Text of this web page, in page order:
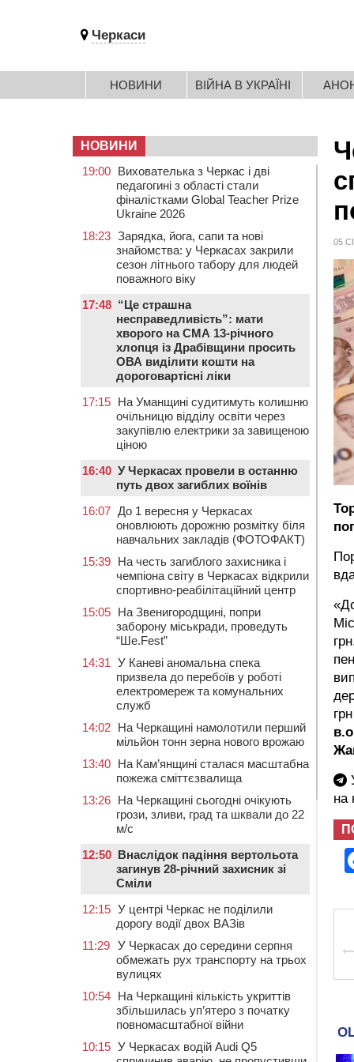
Черкаси
НОВИНИ ВІЙНА В УКРАЇНІ
05
на
НОВИНИ
19:00 Вихователька з Черкас і дві
педагогині з області стали
фіналістками Global Teacher Prize
Ukraine 2026
18:23 Зарядка, йога, сапи та нові
знайомства: у Черкасах закрили
сезон літнього табору для людей
поважного віку
17:48 “Це страшна
несправедливість”: мати
хворого на СМА 13-річного
хлопця із Драбівщини просить
ОВА виділити кошти на
дороговартісні ліки
17:15 На Уманщині судитимуть колишню
очільницю відділу освіти через
закупівлю електрики за завищеною
ціною
16:40 У Черкасах провели в останню
путь двох загиблих воїнів
16:07 До 1 вересня у Черкасах
оновлюють дорожню розмітку біля
навчальних закладів (ФОТОФАКТ)
15:39 На честь загиблого захисника і
чемпіона світу в Черкасах відкрили
спортивно-реабілітаційний центр
15:05 На Звенигородщині, попри
заборону міськради, проведуть
“Ше.Fest”
14:31 У Каневі аномальна спека
призвела до перебоїв у роботі
електромереж та комунальних
служб
14:02 На Черкащині намолотили перший
мільйон тонн зерна нового врожаю
13:40 На Кам’янщині сталася масштабна
пожежа сміттєзвалища
13:26 На Черкащині сьогодні очікують
грози, зливи, град та шквали до 22
м/с
12:50 Внаслідок падіння вертольота
загинув 28-річний захисник зі
Сміли
12:15 У центрі Черкас не поділили
дорогу водії двох ВАЗів
11:29 У Черкасах до середини серпня
обмежать рух транспорту на трьох
вулицях
10:54 На Черкащині кількість укриттів
збільшилась уп’ятеро з початку
повномасштабної війни
10:15 У Черкасах водій Audi Q5